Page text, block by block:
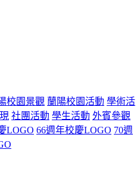
校園景觀 蘭陽校園活動 學術活
社團活動 學生活動 外賓參觀
LOGO 66週年校慶LOGO 70週